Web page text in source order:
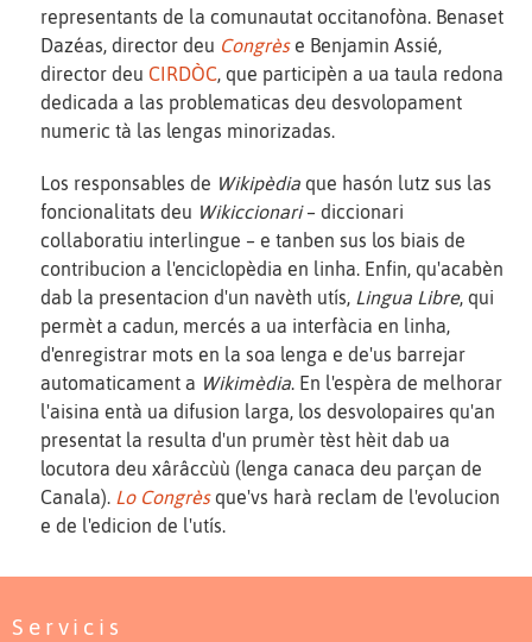
representants de la comunautat occitanofòna. Benaset
Dazéas, director deu Congrèse Benjamin Assié,
director deu CIRDÒC , que participèn a ua taula redona
dedicada a las problematicas deu desvolopament
numeric tà las lengas minorizadas.
Los responsables de Wikipèdia que hasón lutz sus las
foncionalitats deu Wikiccionari– diccionari
collaboratiu interlingue – e tanben sus los biais de
contribucion a l'enciclopèdia en linha. Enfin, qu'acabèn
dab la presentacion d'un navèth utís, Lingua Libre, qui
permèt a cadun, mercés a ua interfàcia en linha,
d'enregistrar mots en la soa lenga e de'us barrejar
automaticament a Wikimèdia. En l'espèra de melhorar
l'aisina entà ua difusion larga, los desvolopaires qu'an
presentat la resulta d'un prumèr tèst hèit dab ua
locutora deu xârâccùù (lenga canaca deu parçan de
Canala). Lo Congrèsque'vs harà reclam de l'evolucion
e de l'edicion de l'utís.
Servicis